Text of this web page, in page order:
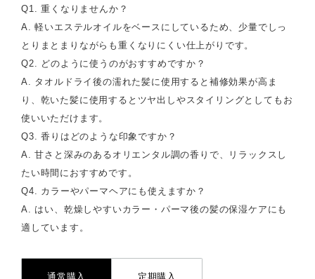
Q1. 重くなりませんか？
A. 軽いエステルオイルをベースにしているため、少量でしっ
とりまとまりながらも重くなりにくい仕上がりです。
Q2. どのように使うのがおすすめですか？
A. タオルドライ後の濡れた髪に使用すると補修効果が高ま
り、乾いた髪に使用するとツヤ出しやスタイリングとしてもお
使いいただけます。
Q3. 香りはどのような印象ですか？
A. 甘さと深みのあるオリエンタル調の香りで、リラックスし
たい時間におすすめです。
Q4. カラーやパーマヘアにも使えますか？
A. はい、乾燥しやすいカラー・パーマ後の髪の保湿ケアにも
適しています。
通常購入 定期購入